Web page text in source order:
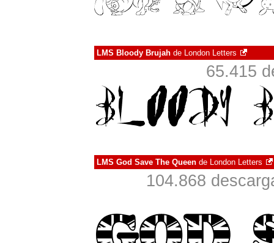
LMS Bloody Brujah de London Letters
65.415
LMS God Save The Queen de London Letters
104.868